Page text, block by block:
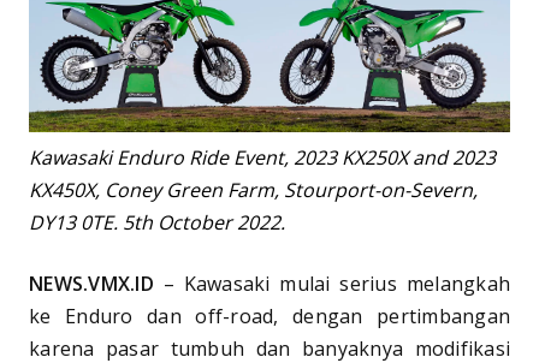
Kawasaki Enduro Ride Event, 2023 KX250X and 2023
KX450X, Coney Green Farm, Stourport-on-Severn,
DY13 0TE. 5th October 2022.
NEWS.VMX.ID – Kawasaki mulai serius melangkah
ke Enduro dan off-road, dengan pertimbangan
karena pasar tumbuh dan banyaknya modifikasi